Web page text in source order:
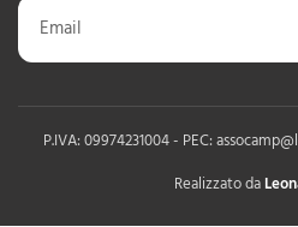
P.IVA: 09974231004 - PEC:
Realizzato da